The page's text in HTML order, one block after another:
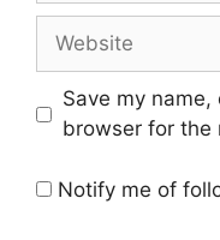
Website
Save my
browser for the
Notify me of